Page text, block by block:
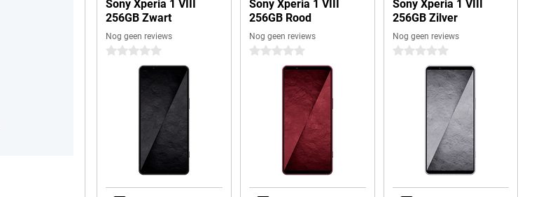
Sony Xperia 1 VIII
256GB Zwart
Nog geen reviews
0 sterren
Sony Xperia 1 VIII
256GB Rood
Nog geen reviews
0 sterren
Sony Xperia 1 VIII
256GB Zilver
Nog geen reviews
0 sterren